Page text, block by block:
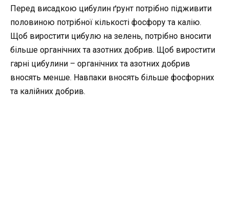
Перед висадкою цибулин ґрунт потрібно підживити
половиною потрібної кількості фосфору та калію.
Щоб виростити цибулю на зелень, потрібно вносити
більше органічних та азотних добрив. Щоб виростити
гарні цибулини – органічних та азотних добрив
вносять менше. Навпаки вносять більше фосфорних
та калійних добрив.